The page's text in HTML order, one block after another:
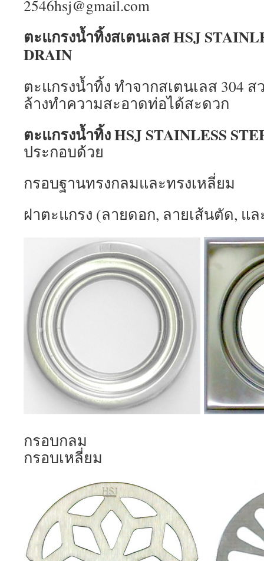
2546hsj@gmail.com
ตะแกรงน้ำทิ้งสเตนเลส HSJ
DRAIN
ตะแกรงน้ำทิ้ง ทำจากสเตนเลส 304
ล้างทำความสะอาดท่อได้สะดวก
ตะแกรงน้ำทิ้ง HSJ STAINLESS
ประกอบด้วย
กรอบฐานทรงกลมและทรงเหลี่ยม
ฝาตะแกรง (ลายดอก, ลายเส้นตัด, แ
กรอบ
กรอบเหลี่ยม